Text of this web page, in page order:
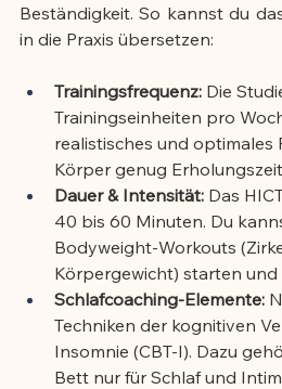
Beständigkeit. So kannst du
in die Praxis übersetzen:
Trainingsfrequenz: Die
Trainingseinheiten pro
realistisches und optimales
Körper genug
Dauer & Intensität: Das
40 bis 60 Minuten. Du
Bodyweight-Workouts
Körpergewicht) starten
Schlafcoaching-Elemente:
Techniken der kognitiven
Insomnie (CBT-I). Dazu
Bett nur für Schlaf und